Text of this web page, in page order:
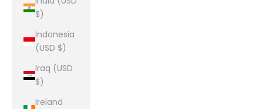
$)
Indonesia
(USD $)
Iraq (USD
$)
Ireland